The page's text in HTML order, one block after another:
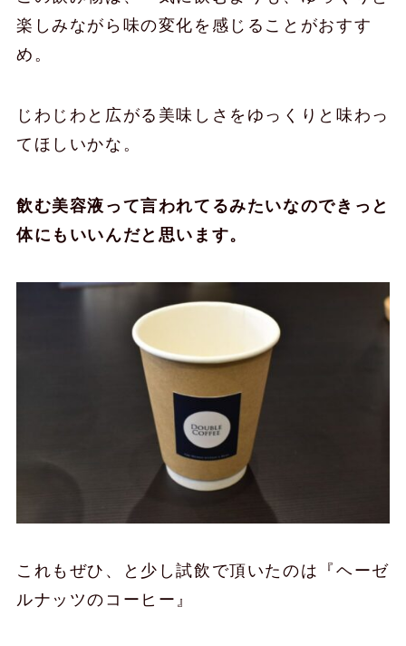
楽しみながら味の変化を感じることがおすす
め。
じわじわと広がる美味しさをゆっくりと味わっ
てほしいかな。
飲む美容液って言われてるみたいなのできっと
体にもいいんだと思います。
これもぜひ、と少し試飲で頂いたのは『ヘーゼ
ルナッツのコーヒー』